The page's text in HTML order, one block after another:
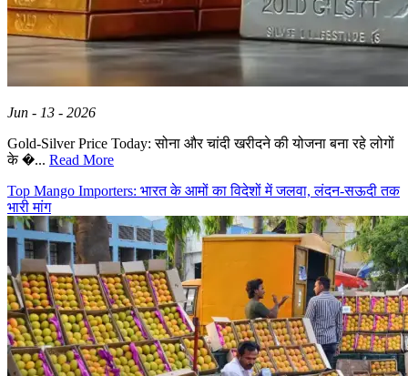
Jun - 13 - 2026
Gold-Silver Price Today: सोना और चांदी खरीदने की योजना बना रहे लोगों
के �... Read More
Top Mango Importers: भारत के आमों का विदेशों में जलवा, लंदन-सऊदी तक
भारी मांग